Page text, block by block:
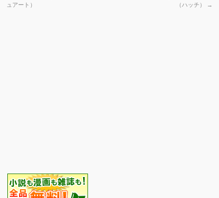
ュアート）
（ハッチ）
→